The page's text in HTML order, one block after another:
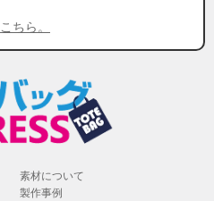
こちら。
素材について
製作事例